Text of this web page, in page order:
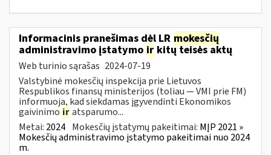
Informacinis pranešimas dėl LR mokesčių
administravimo įstatymo ir kitų teisės aktų
Web turinio sąrašas 2024-07-19
Valstybinė mokesčių inspekcija prie Lietuvos
Respublikos finansų ministerijos (toliau — VMI prie FM)
informuoja, kad siekdamas įgyvendinti Ekonomikos
gaivinimo iratsparumo...
Metai: 2024 Mokesčių įstatymų pakeitimai: MĮP 2021 »
Mokesčių administravimo įstatymo pakeitimai nuo 2024
m.